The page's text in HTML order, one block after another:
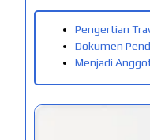
Pengertian
Dokumen
Menjadi